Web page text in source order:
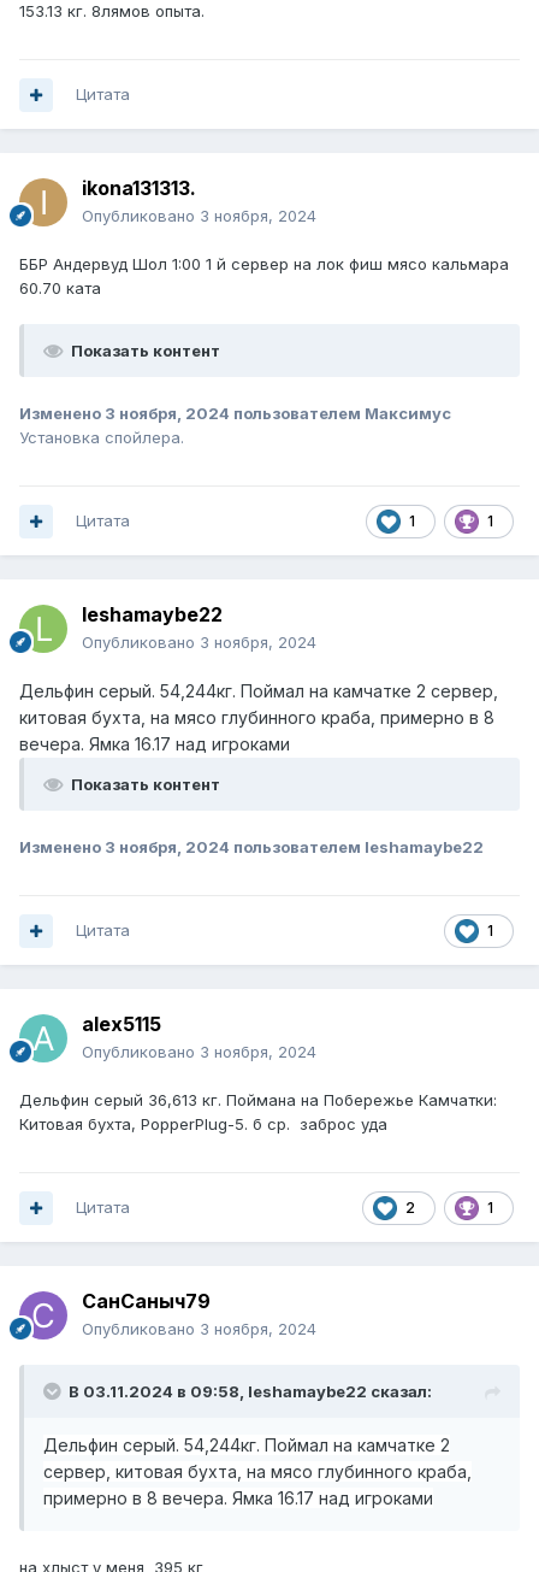
153.13 кг. 8лямов опыта.
Цитата
ikona131313.
Опубликовано 3 ноября, 2024
ББР Андервуд Шол 1:00 1 й сервер на лок фиш мясо кальмара
60.70 ката
Показать контент
Изменено 3 ноября, 2024 пользователем Максимус
Установка спойлера.
1 1
Цитата
leshamaybe22
Опубликовано 3 ноября, 2024
Дельфин серый. 54,244кг. Поймал на камчатке 2 сервер,
китовая бухта, на мясо глубинного краба, примерно в 8
вечера. Ямка 16.17 над игроками
Показать контент
Изменено 3 ноября, 2024 пользователем leshamaybe22
1
Цитата
alex5115
Опубликовано 3 ноября, 2024
Дельфин серый 36,613 кг. Поймана на Побережье Камчатки:
Китовая бухта, PopperPlug-5. б ср. заброс уда
2 1
Цитата
СанСаныч79
Опубликовано 3 ноября, 2024
В 03.11.2024 в 09:58, leshamaybe22 сказал:
Дельфин серый. 54,244кг. Поймал на камчатке 2
сервер, китовая бухта, на мясо глубинного краба,
примерно в 8 вечера. Ямка 16.17 над игроками
на хлыст у меня 395 кг